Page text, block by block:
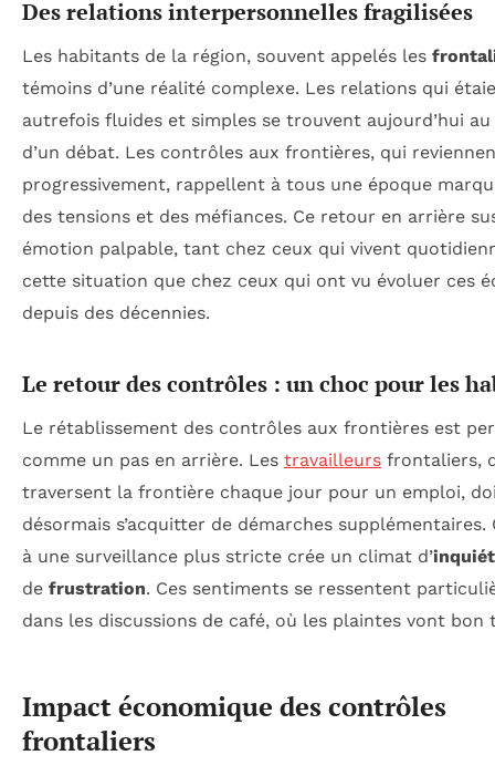
Des relations interpersonnelles fragilisées
Les habitants de la région, souvent appelés les
témoins d’une réalité complexe. Les relations qui
autrefois fluides et simples se trouvent aujourd’hui
d’un débat. Les contrôles aux frontières, qui
progressivement, rappellent à tous une époque
des tensions et des méfiances. Ce retour en arrière
émotion palpable, tant chez ceux qui vivent
cette situation que chez ceux qui ont vu évoluer ces
depuis des décennies.
Le retour des contrôles : un choc pour les
Le rétablissement des contrôles aux frontières est
comme un pas en arrière. Les travailleurs frontaliers,
traversent la frontière chaque jour pour un emploi,
désormais s’acquitter de démarches supplémentaires.
à une surveillance plus stricte crée un climat d’
de frustration. Ces sentiments se ressentent
dans les discussions de café, où les plaintes vont bon
Impact économique des contrôles
frontaliers